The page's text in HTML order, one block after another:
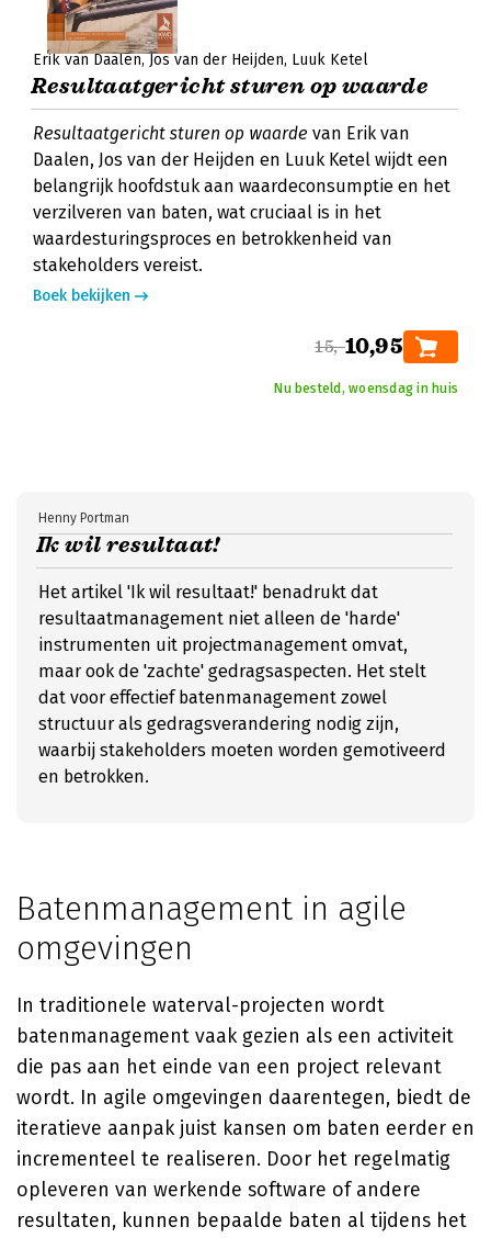
Erik van Daalen Jos van der Heijden Luuk Ketel
Resultaatgericht sturen op waarde
Resultaatgericht sturen op waarde van Erik van
Daalen, Jos van der Heijden en Luuk Ketel wijdt een
belangrijk hoofdstuk aan waardeconsumptie en het
verzilveren van baten, wat cruciaal is in het
waardesturingsproces en betrokkenheid van
stakeholders vereist.
Boek bekijken
15,-10,95
Nu besteld, woensdag in huis
Ik wil resultaat!
Henny Portman
Het artikel 'Ik wil resultaat!' benadrukt dat
resultaatmanagement niet alleen de 'harde'
instrumenten uit projectmanagement omvat,
maar ook de 'zachte' gedragsaspecten. Het stelt
dat voor effectief batenmanagement zowel
structuur als gedragsverandering nodig zijn,
waarbij stakeholders moeten worden gemotiveerd
en betrokken.
Batenmanagement in agile
omgevingen
In traditionele waterval-projecten wordt
batenmanagement vaak gezien als een activiteit
die pas aan het einde van een project relevant
wordt. In agile omgevingen daarentegen, biedt de
iteratieve aanpak juist kansen om baten eerder en
incrementeel te realiseren. Door het regelmatig
opleveren van werkende software of andere
resultaten, kunnen bepaalde baten al tijdens het